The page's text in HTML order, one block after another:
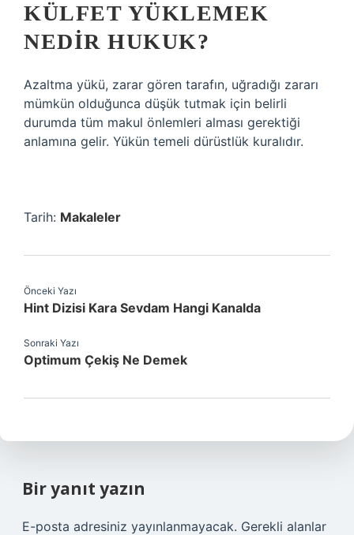
KÜLFET YÜKLEMEK
NEDIR HUKUK?
Azaltma yükü, zarar gören tarafın, uğradığı zararı
mümkün olduğunca düşük tutmak için belirli
durumda tüm makul önlemleri alması gerektiği
anlamına gelir. Yükün temeli dürüstlük kuralıdır.
Tarih: Makaleler
Önceki Yazı
Hint Dizisi Kara Sevdam Hangi Kanalda
Sonraki Yazı
Optimum Çekiş Ne Demek
Bir yanıt yazın
E-posta adresiniz yayınlanmayacak. Gerekli alanlar